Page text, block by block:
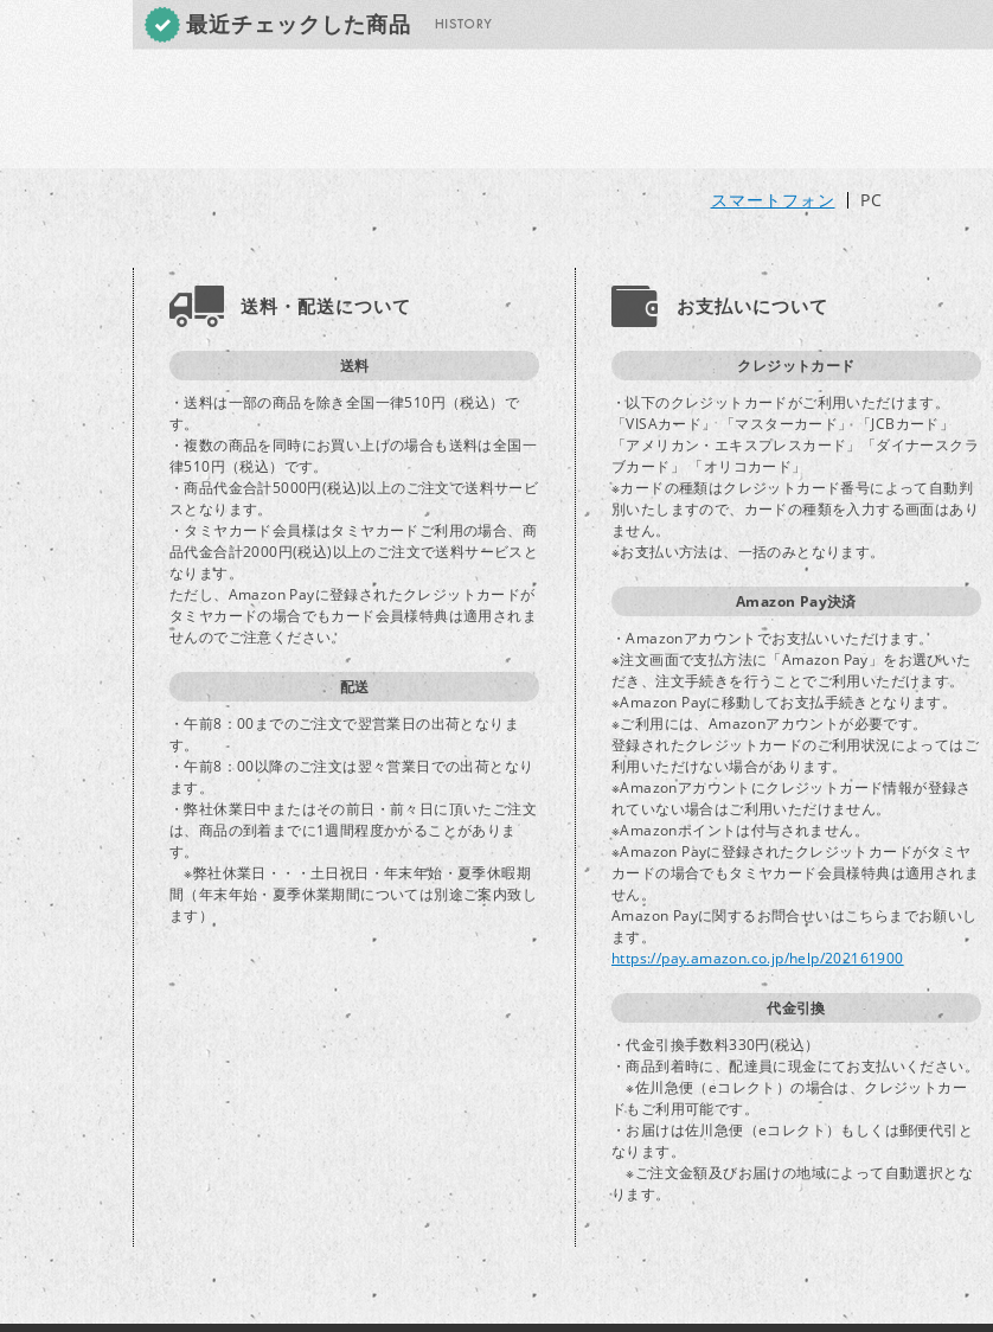
最近チェックした商品
スマートフォン PC
送料・配送について
送料
・送料は一部の商品を除き全国一律510円（税込）で
す。
・複数の商品を同時にお買い上げの場合も送料は全国一
律510円（税込）です。
・商品代金合計5000円(税込)以上のご注文で送料サービ
スとなります。
・タミヤカード会員様はタミヤカードご利用の場合、商
品代金合計2000円(税込)以上のご注文で送料サービスと
なります。
ただし、Amazon Payに登録されたクレジットカードが
タミヤカードの場合でもカード会員様特典は適用されま
せんのでご注意ください。
配送
・午前8：00までのご注文で翌営業日の出荷となりま
す。
・午前8：00以降のご注文は翌々営業日での出荷となり
ます。
・弊社休業日中またはその前日・前々日に頂いたご注文
は、商品の到着までに1週間程度かかることがありま
す。
※弊社休業日・・・土日祝日・年末年始・夏季休暇期
間（年末年始・夏季休業期間については別途ご案内致し
ます）
お支払いについて
クレジットカード
・以下のクレジットカードがご利用いただけます。
「VISAカード」 「マスターカード」 「JCBカード」
「アメリカン・エキスプレスカード」「ダイナースクラ
ブカード」 「オリコカード」
※カードの種類はクレジットカード番号によって自動判
別いたしますので、カードの種類を入力する画面はあり
ません。
※お支払い方法は、一括のみとなります。
Amazon Pay決済
・Amazonアカウントでお支払いいただけます。
※注文画面で支払方法に「Amazon Pay」をお選びいた
だき、注文手続きを行うことでご利用いただけます。
※Amazon Payに移動してお支払手続きとなります。
※ご利用には、Amazonアカウントが必要です。
登録されたクレジットカードのご利用状況によってはご
利用いただけない場合があります。
※Amazonアカウントにクレジットカード情報が登録さ
れていない場合はご利用いただけません。
※Amazonポイントは付与されません。
※Amazon Payに登録されたクレジットカードがタミヤ
カードの場合でもタミヤカード会員様特典は適用されま
せん。
Amazon Payに関するお問合せいはこちらまでお願いし
ます。
https://pay.amazon.co.jp/help/202161900
代金引換
・代金引換手数料330円(税込）
・商品到着時に、配達員に現金にてお支払いください。
※佐川急便（eコレクト）の場合は、クレジットカー
ドもご利用可能です。
・お届けは佐川急便（eコレクト）もしくは郵便代引と
なります。
※ご注文金額及びお届けの地域によって自動選択とな
ります。